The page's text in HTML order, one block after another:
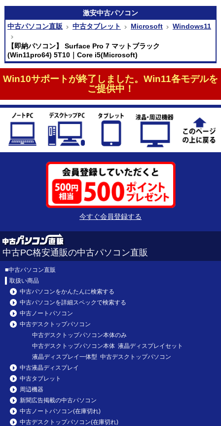
激安中古パソコン
中古パソコン直販
中古タブレット Microsoft Windows11
【即納パソコン】 Surface Pro 7 マットブラック
(Win11pro64) 5T10｜Core i5(Microsoft)
Win10サポートが終了しました。Win11各モデルを
ご提供中！
今すぐ会員登録する
中古PC格安通販の中古パソコン直販
■中古パソコン直販
取扱い商品
中古パソコンをかんたんに検索する
中古パソコンを詳細スペックで検索する
中古ノートパソコン
中古デスクトップパソコン
中古デスクトップパソコン本体のみ
中古デスクトップパソコン本体 液晶ディスプレイセット
液晶ディスプレイ一体型 中古デスクトップパソコン
中古液晶ディスプレイ
中古タブレット
周辺機器
新聞広告掲載の中古パソコン
中古ノートパソコン(在庫切れ)
中古デスクトップパソコン(在庫切れ)